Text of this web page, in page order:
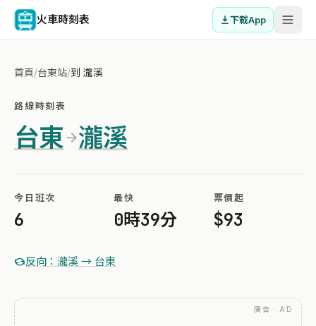
火車時刻表 下載App
首頁/台東站/到 瀧溪
路線時刻表
台東 瀧溪
今日班次
6
最快
0時39分
票價起
$93
反向：瀧溪 → 台東
廣告 · AD